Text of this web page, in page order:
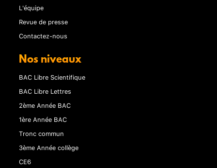
L'équipe
Revue de presse
Contactez-nous
Nos niveaux
BAC Libre Scientifique
BAC Libre Lettres
2ème Année BAC
1ère Année BAC
Tronc commun
3ème Année collège
CE6